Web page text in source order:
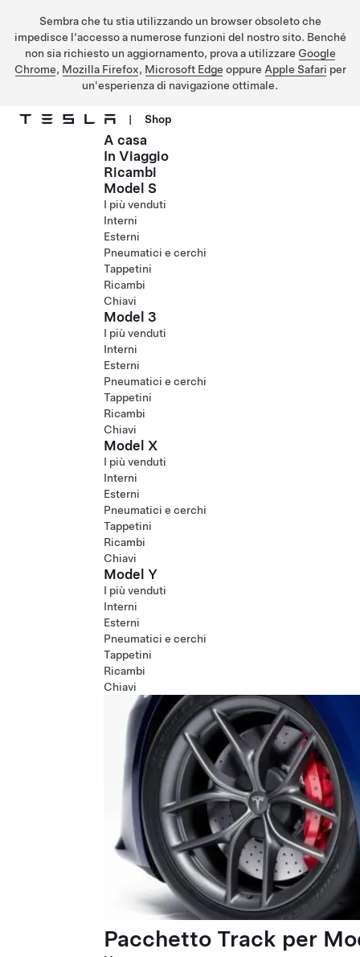
Sembra che tu stia utilizzando un browser obsoleto che
impedisce l'accesso a numerose funzioni del nostro sito. Benché
non sia richiesto un aggiornamento, prova a utilizzare Google
Chrome, Mozilla Firefox, Microsoft Edge oppure Apple Safari per
un'esperienza di navigazione ottimale.
Passa al contenuto principale
| Shop
A casa
In Viaggio
Ricambi
Model S
I più venduti
Interni
Esterni
Pneumatici e cerchi
Tappetini
Ricambi
Chiavi
Model 3
I più venduti
Interni
Esterni
Pneumatici e cerchi
Tappetini
Ricambi
Chiavi
Model X
I più venduti
Interni
Esterni
Pneumatici e cerchi
Tappetini
Ricambi
Chiavi
Model Y
I più venduti
Interni
Esterni
Pneumatici e cerchi
Tappetini
Ricambi
Chiavi
Pacchetto Track per